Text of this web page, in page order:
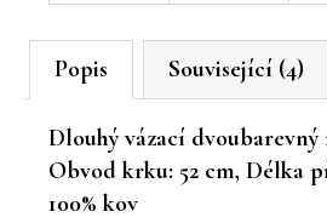
Popis Související (4)
Dlouhý vázací
Obvod krku: 52 cm, Délka
100% kov